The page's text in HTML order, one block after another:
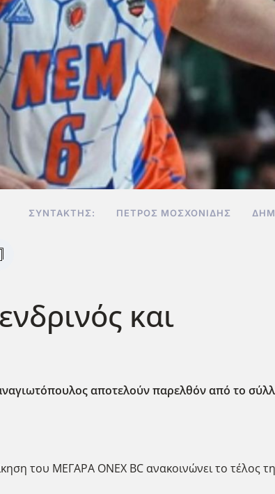
ΣΥΝΤΆΚΤΗΣ: ΠΈΤΡΟΣ ΜΟΣΧΟΝΊΔΗΣ
και
αποτελούν παρελθόν από το
του ΜΕΓΑΡΑ ONEX BC ανακοινώνει το τέλος